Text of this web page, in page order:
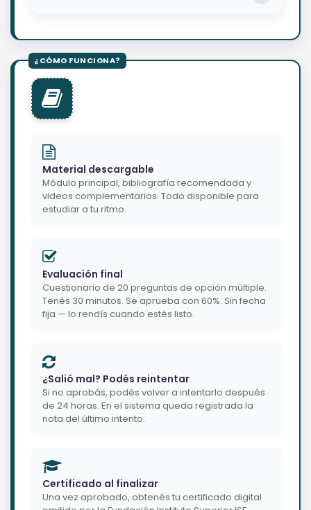
Material descargable
Módulo principal, bibliografía recomendada y
videos complementarios. Todo disponible para
estudiar a tu ritmo.
Evaluación final
Cuestionario de 20 preguntas de opción múltiple.
Tenés 30 minutos. Se aprueba con 60%. Sin fecha
fija — lo rendís cuando estés listo.
¿Salió mal? Podés reintentar
Si no aprobás, podés volver a intentarlo después
de 24 horas. En el sistema queda registrada la
nota del último intento.
Certificado al finalizar
Una vez aprobado, obtenés tu certificado digital